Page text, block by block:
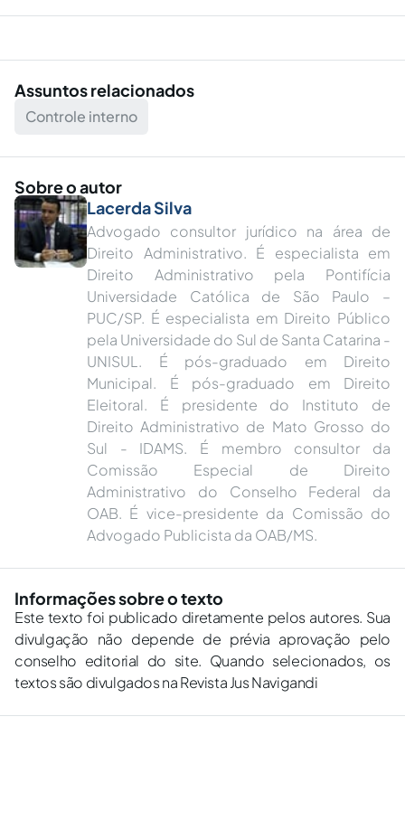
Assuntos relacionados
Controle interno
Sobre o autor
Lacerda Silva
Advogado consultor jurídico na área de
Direito Administrativo. É especialista em
Direito Administrativo pela Pontifícia
Universidade Católica de São Paulo –
PUC/SP. É especialista em Direito Público
pela Universidade do Sul de Santa Catarina -
UNISUL. É pós-graduado em Direito
Municipal. É pós-graduado em Direito
Eleitoral. É presidente do Instituto de
Direito Administrativo de Mato Grosso do
Sul - IDAMS. É membro consultor da
Comissão Especial de Direito
Administrativo do Conselho Federal da
OAB. É vice-presidente da Comissão do
Advogado Publicista da OAB/MS.
Informações sobre o texto
Este texto foi publicado diretamente pelos autores. Sua
divulgação não depende de prévia aprovação pelo
conselho editorial do site. Quando selecionados, os
textos são divulgados na Revista Jus Navigandi